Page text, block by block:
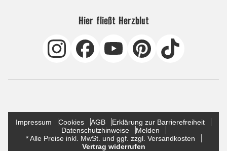
Hier fließt Herzblut
Impressum Cookies AGB
Erklärung zur Barrierefreiheit
Datenschutzhinweise
Melden
* Alle Preise inkl. MwSt. und ggf. zzgl. Versandkosten
Vertrag widerrufen